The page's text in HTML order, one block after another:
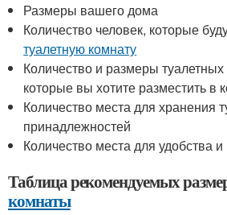
Размеры вашего дома
Количество человек, которые
туалетную комнату
Количество и размеры
которые вы хотите разместить в
Количество места для хранения
принадлежностей
Количество места для удобства
Таблица рекомендуемых
комнаты